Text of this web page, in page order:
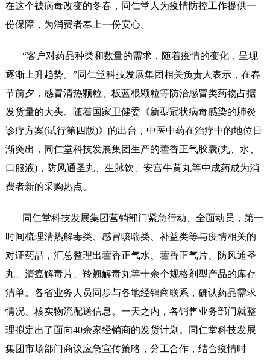
文化
非遗
音视
博物
同仁
在这个被病毒改变的冬春，同仁堂人为疫情防控工作提供一
份保障，为消费者奉上一份安心。
“客户对药品种类和数量的需求，随着疫情的变化，呈现
逐渐上升趋势。”同仁堂科技发展集团相关负责人表示，在春
节前夕，感冒清热颗粒、板蓝根颗粒等防治感冒类药物占据
发货量的大头。随着国家卫健委《新型冠状病毒感染的肺炎
诊疗方案(试行第四版)》的出台，中医中药在治疗中的地位日
渐突出，同仁堂科技发展集团生产的藿香正气胶囊(丸、水、
口服液)，防风通圣丸、生脉饮、安宫牛黄丸等中成药成为消
费者新的采购热点。
同仁堂科技发展集团营销部门紧急行动、全面动员，第一
时间梳理清热解毒类、感冒咳喘类、补益类等与疫情相关的
对证药品，汇总整理出藿香正气水、藿香正气片、防风通圣
丸、清瘟解毒片、羚翘解毒丸等十余个规格剂型产品的库存
清单。各省业务人员同步与各地经销商联系，确认药品需求
情况、核实物流配送信息。一天之内，各销售业务部门就整
理拟定出了面向40余家经销商的发货计划。同仁堂科技发展
集团市场部门商议应急宣传策略，分工合作，结合疫情时